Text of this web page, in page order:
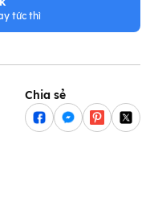
tức thì
Chia sẻ